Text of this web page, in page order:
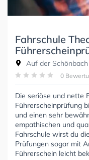
Fahrschule
Auf der
0
Die seriöse und nette
Führerscheinprüfung
und einen sehr
empathischen und
Fahrschule wirst du
Prüfungen sogar mit
Führerschein leicht